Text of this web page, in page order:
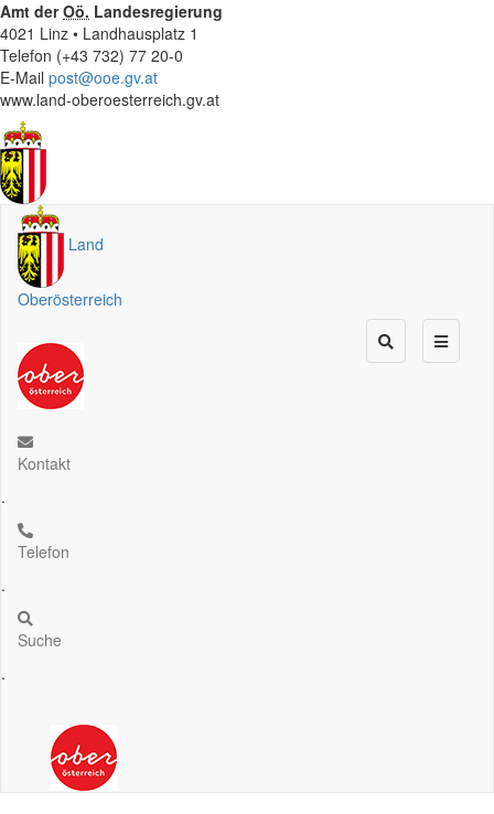
Amt derOö. Landesregierung
4021 Linz • Landhausplatz 1
Telefon (+43 732) 77 20-0
E-Mail post@ooe.gv.at
www.land-oberoesterreich.gv.at
Land
Oberösterreich
Kontakt
.
Telefon
.
Suche
.